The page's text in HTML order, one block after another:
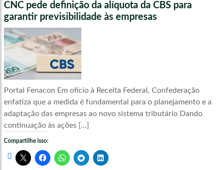
CNC pede definição da alíquota da CBS para
garantir previsibilidade às empresas
Portal Fenacon Em ofício à Receita Federal, Confederação
enfatiza que a medida é fundamental para o planejamento e a
adaptação das empresas ao novo sistema tributário Dando
continuação às ações […]
Compartilhe isso: